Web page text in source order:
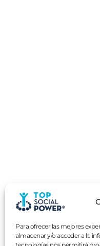
Para ofrecer las mejores
almacenar y/o acceder a la